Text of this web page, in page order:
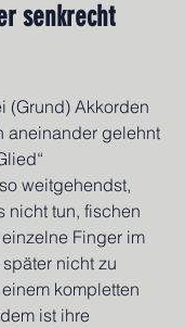
senkrecht
(Grund) Akkorden
aneinander gelehnt
weitgehendst,
nicht tun, fischen
Finger im
nicht zu
kompletten
ist ihre